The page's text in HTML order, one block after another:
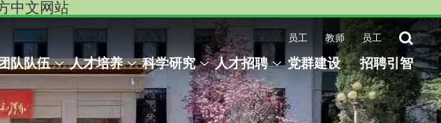
中文网站
员工 教师 员工
队队伍 人才培养 科学研究 人才招聘 党群建设 招聘引智